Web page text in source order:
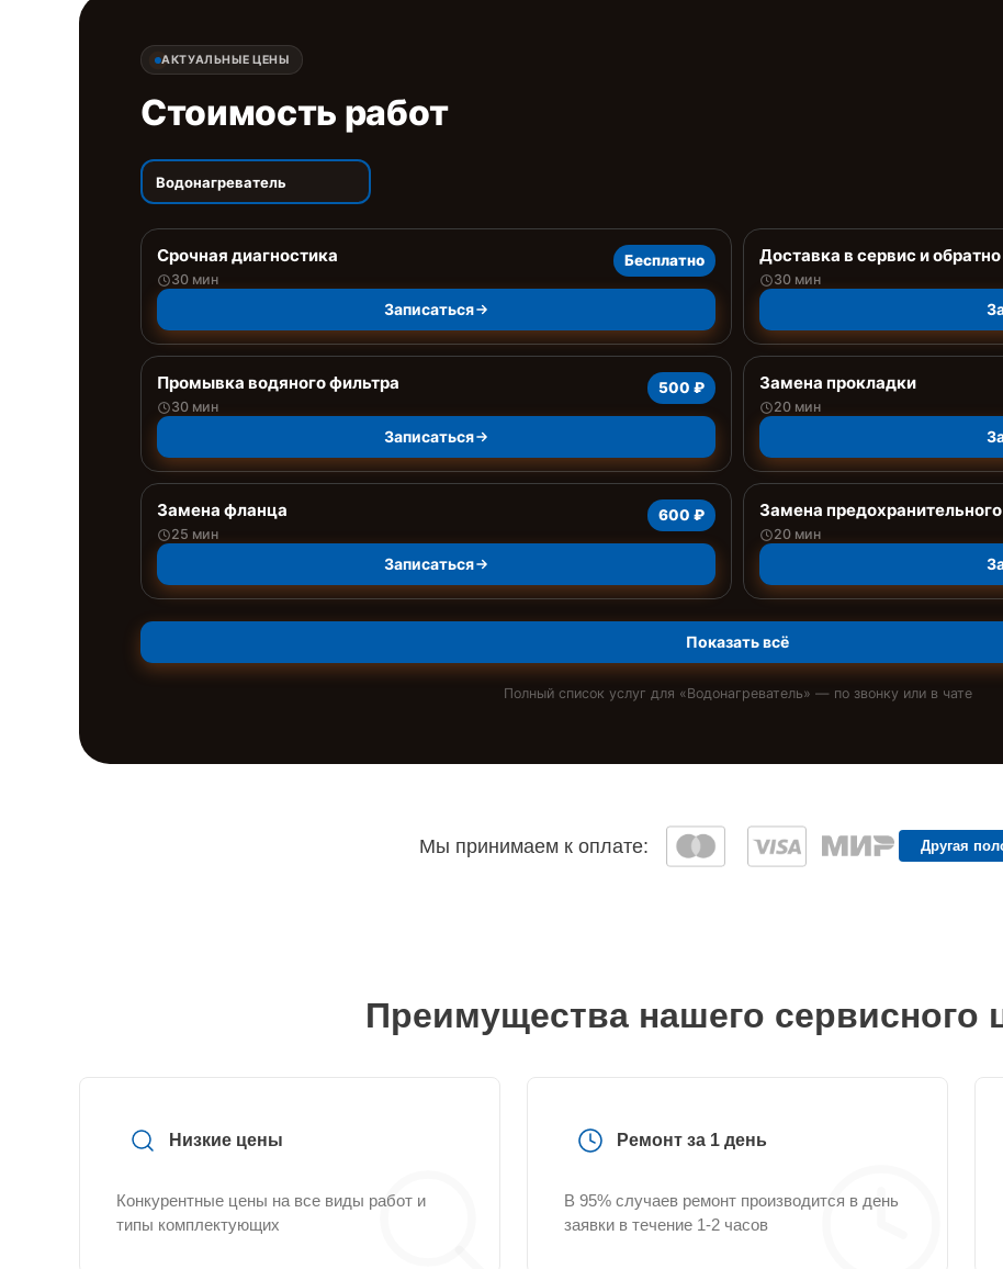
АКТУАЛЬНЫЕ ЦЕНЫ
Стоимость работ
Водонагреватель
Срочная диагностика
30 мин
Бесплатно
Записаться
Доставка в сервис и обратно
30 мин
Промывка водяного фильтра
30 мин
500 ₽
Записаться
Замена прокладки
20 мин
Замена фланца
25 мин
600 ₽
Записаться
Замена
20 мин
Показать всё
Полный список услуг для «Водонагреватель» — по звонку или в чате
Мы принимаем к оплате: Другая
Преимущества нашего сервисного
Низкие цены
Конкурентные цены на все виды работ и
типы комплектующих
Ремонт за 1 день
В 95% случаев ремонт производится в день
заявки в течение 1-2 часов